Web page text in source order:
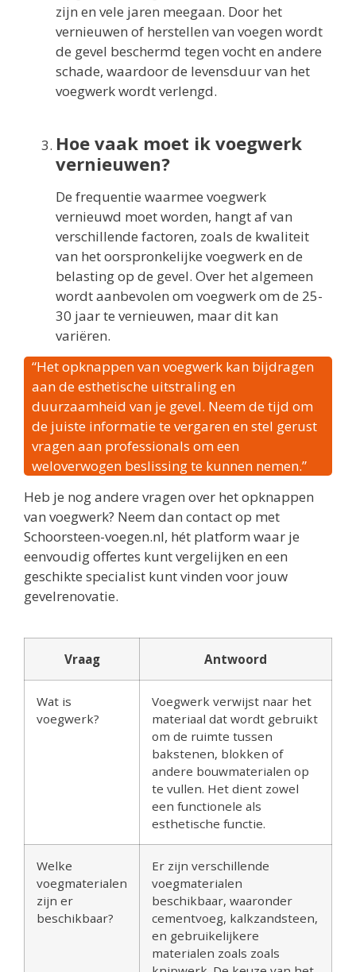
zijn en vele jaren meegaan. Door het
vernieuwen of herstellen van voegen wordt
de gevel beschermd tegen vocht en andere
schade, waardoor de levensduur van het
voegwerk wordt verlengd.
Hoe vaak moet ik voegwerk
vernieuwen?
De frequentie waarmee voegwerk
vernieuwd moet worden, hangt af van
verschillende factoren, zoals de kwaliteit
van het oorspronkelijke voegwerk en de
belasting op de gevel. Over het algemeen
wordt aanbevolen om voegwerk om de 25-
30 jaar te vernieuwen, maar dit kan
variëren.
“Het opknappen van voegwerk kan bijdragen
aan de esthetische uitstraling en
duurzaamheid van je gevel. Neem de tijd om
de juiste informatie te vergaren en stel gerust
vragen aan professionals om een
weloverwogen beslissing te kunnen nemen.”
Heb je nog andere vragen over het opknappen
van voegwerk? Neem dan contact op met
Schoorsteen-voegen.nl, hét platform waar je
eenvoudig offertes kunt vergelijken en een
geschikte specialist kunt vinden voor jouw
gevelrenovatie.
Vraag Antwoord
Wat is
voegwerk?
Voegwerk verwijst naar het
materiaal dat wordt gebruikt
om de ruimte tussen
bakstenen, blokken of
andere bouwmaterialen op
te vullen. Het dient zowel
een functionele als
esthetische functie.
Welke
voegmaterialen
zijn er
beschikbaar?
Er zijn verschillende
voegmaterialen
beschikbaar, waaronder
cementvoeg, kalkzandsteen,
en gebruikelijkere
materialen zoals zoals